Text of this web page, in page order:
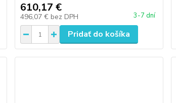
610,17 €
496,07 € bez DPH 3-7 dní
Pridať do košíka